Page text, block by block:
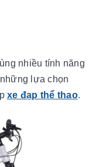
nhiều tính năng
lựa chọn
xe đạp thể thao.